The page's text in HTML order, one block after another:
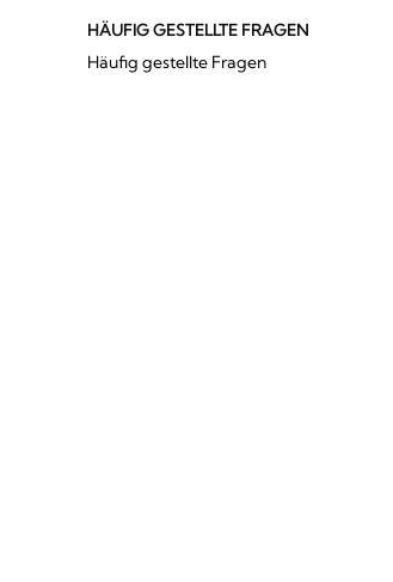
HÄUFIG GESTELLTE FRAGEN
Häufig gestellte Fragen